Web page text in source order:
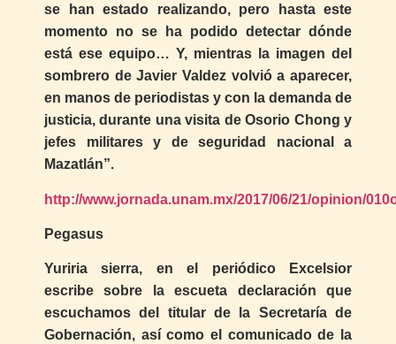
se han estado realizando, pero hasta este
momento no se ha podido detectar dónde
está ese equipo… Y, mientras la imagen del
sombrero de Javier Valdez volvió a aparecer,
en manos de periodistas y con la demanda de
justicia, durante una visita de Osorio Chong y
jefes militares y de seguridad nacional a
Mazatlán”.
http://www.jornada.unam.mx/2017/06/21/opinion/
Pegasus
Yuriria sierra, en el periódico Excelsior
escribe sobre la escueta declaración que
escuchamos del titular de la Secretaría de
Gobernación, así como el comunicado de la